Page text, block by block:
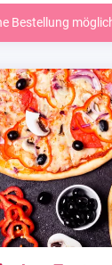
Bestellung